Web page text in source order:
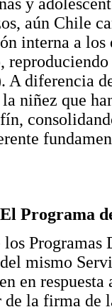
aún Chile
interna a los
A diferencia
niñez que
Programa
mismo
en
la firma de